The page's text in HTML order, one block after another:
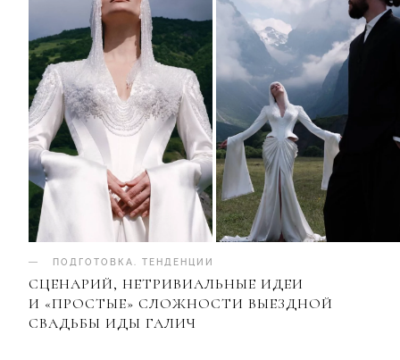
ПОДГОТОВКА ТЕНДЕНЦИИ
СЦЕНАРИЙ, НЕТРИВИАЛЬНЫЕ ИДЕИ
И «ПРОСТЫЕ» СЛОЖНОСТИ ВЫЕЗДНОЙ
СВАДЬБЫ ИДЫ ГАЛИЧ